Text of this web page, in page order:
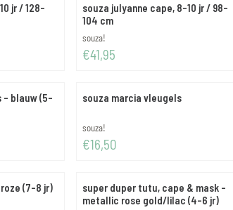
jr / 128-
souza julyanne cape, 8-10 jr / 98-
104 cm
Merk:
souza!
Prijs: 41,95
€41,95
- blauw (5-
souza marcia vleugels
Merk:
souza!
Prijs: 16,50
€16,50
(7-8 jr)
super duper tutu, cape & mask -
metallic rose gold/lilac (4-6 jr)